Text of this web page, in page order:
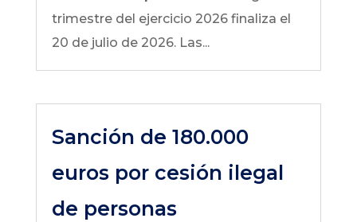
trimestre del ejercicio 2026 finaliza el
20 de julio de 2026. Las...
Sanción de 180.000
euros por cesión ilegal
de personas